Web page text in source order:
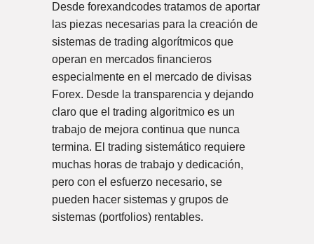
Desde forexandcodes tratamos de aportar
las piezas necesarias para la creación de
sistemas de trading algorítmicos que
operan en mercados financieros
especialmente en el mercado de divisas
Forex. Desde la transparencia y dejando
claro que el trading algoritmico es un
trabajo de mejora continua que nunca
termina. El trading sistemático requiere
muchas horas de trabajo y dedicación,
pero con el esfuerzo necesario, se
pueden hacer sistemas y grupos de
sistemas (portfolios) rentables.